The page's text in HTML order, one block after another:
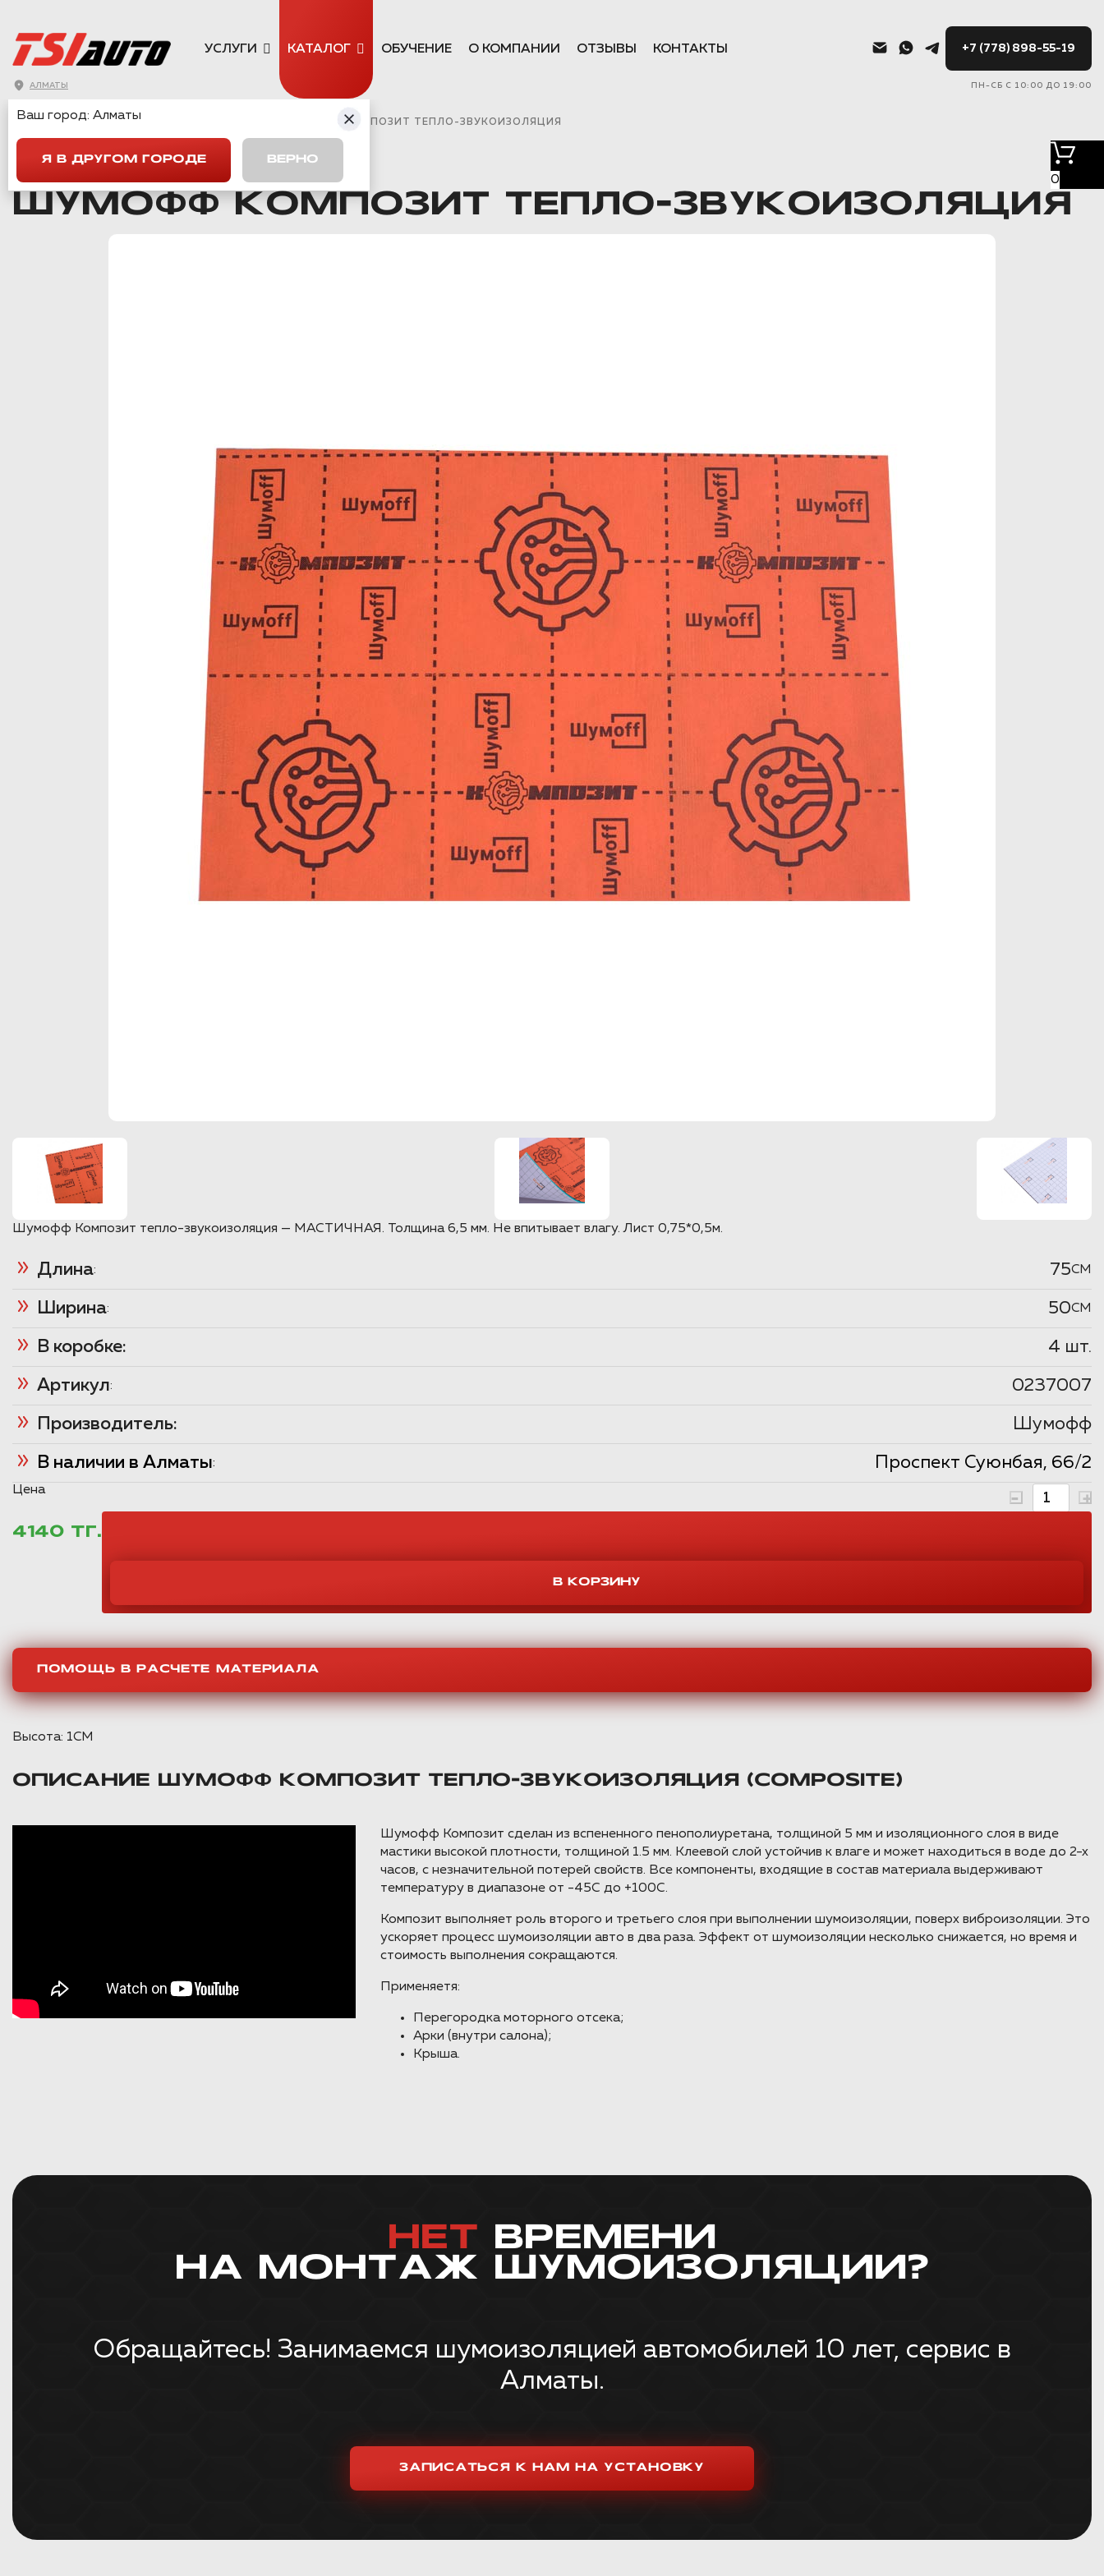
АЛМАТЫ
УСЛУГИ КАТАЛОГ ОБУЧЕНИЕ О КОМПАНИИ ОТЗЫВЫ КОНТАКТЫ +7 (778) 898-55-19
ПН-СБ С 10:00 ДО 19:00
0
ГЛАВНАЯ → КАТАЛОГ ШУМОФФ КОМПОЗИТ ТЕПЛО-ЗВУКОИЗОЛЯЦИЯ
Вернуться назад
ШУМОФФ КОМПОЗИТ ТЕПЛО-ЗВУКОИЗОЛЯЦИЯ
Шумофф Композит тепло-звукоизоляция — МАСТИЧНАЯ. Толщина 6,5 мм. Не впитывает влагу. Лист 0,75*0,5м.
Длина: 75CM
Ширина: 50CM
В коробке: 4 шт.
Артикул: 0237007
Производитель: Шумофф
В наличии в Алматы: Проспект Суюнбая, 66/2
Цена
4140 ТГ.
ПОМОЩЬ В РАСЧЕТЕ МАТЕРИАЛА
Высота: 1CM
ОПИСАНИЕ ШУМОФФ КОМПОЗИТ ТЕПЛО-ЗВУКОИЗОЛЯЦИЯ (СOMPOSITE)
Шумофф Композит сделан из вспененного пенополиуретана, толщиной 5 мм и изоляционного слоя в виде
мастики высокой плотности, толщиной 1.5 мм. Клеевой слой устойчив к влаге и может находиться в воде до 2-х
часов, с незначительной потерей свойств. Все компоненты, входящие в состав материала выдерживают
температуру в диапазоне от -45С до +100С.
Композит выполняет роль второго и третьего слоя при выполнении шумоизоляции, поверх виброизоляции. Это
ускоряет процесс шумоизоляции авто в два раза. Эффект от шумоизоляции несколько снижается, но время и
стоимость выполнения сокращаются.
Применяетя:
Перегородка моторного отсека;
Арки (внутри салона);
Крыша.
НЕТ ВРЕМЕНИ
НА МОНТАЖ ШУМОИЗОЛЯЦИИ?
Обращайтесь! Занимаемся шумоизоляцией автомобилей 10 лет, сервис в
Алматы.
ЗАПИСАТЬСЯ К НАМ НА УСТАНОВКУ
Ваш город: Алматы
Я В ДРУГОМ ГОРОДЕ ВЕРНО